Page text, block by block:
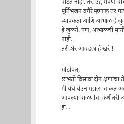
वाटत नाही. तर,
मूर्तिभंजन वगैरे म्हणाल तर
व्यापकता आणि आभाळ हे
हे जुळते. पण, आभाळची माती
नाही.
तरी शेर आवडला हे खरे !
धोंडोपंत,
लाभतो विसावा दोन क्षणांचा
मी येथे येउन गझला चाळत
आपल्या चाळणीचा कधीतरी
हा...